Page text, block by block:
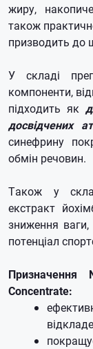
жиру,
також
призводить до
У складі
компоненти,
підходить як
досвідчених
синефрину
обмін речовин.
Також у
екстракт
зниження
потенціал
Concentrate: